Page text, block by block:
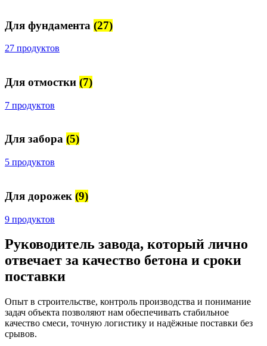
Для фундамента (27)
27 продуктов
Для отмостки (7)
7 продуктов
Для забора (5)
5 продуктов
Для дорожек (9)
9 продуктов
Руководитель завода, который лично
отвечает за качество бетона и сроки
поставки
Опыт в строительстве, контроль производства и понимание
задач объекта позволяют нам обеспечивать стабильное
качество смеси, точную логистику и надёжные поставки без
срывов.